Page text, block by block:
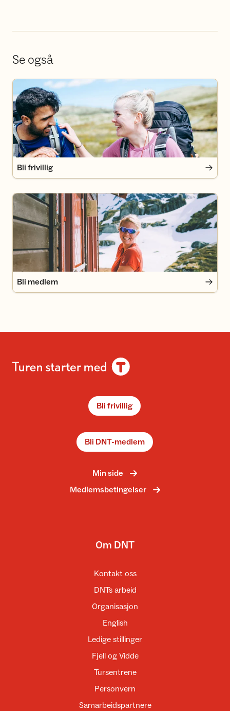
Se også
Bli frivillig
Bli frivillig
Bli medlem
Bli medlem
Bli frivillig
Bli DNT-medlem
Min side
Medlemsbetingelser
Om DNT
Kontakt oss
DNTs arbeid
Organisasjon
English
Ledige stillinger
Fjell og Vidde
Tursentrene
Personvern
Samarbeidspartnere